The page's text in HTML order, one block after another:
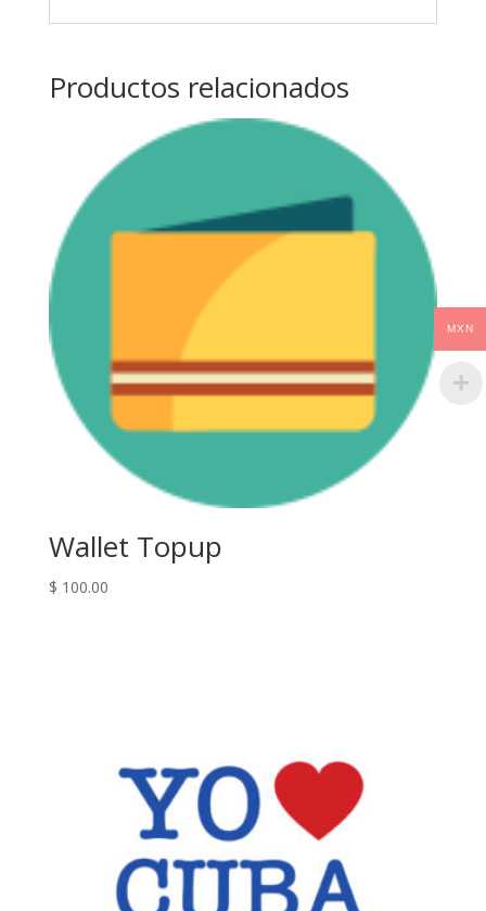
Productos relacionados
Wallet Topup
$ 100.00
MXN